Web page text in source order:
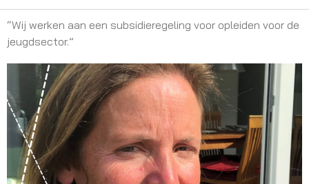
“Wij werken aan een subsidieregeling voor opleiden voor de
jeugdsector.”